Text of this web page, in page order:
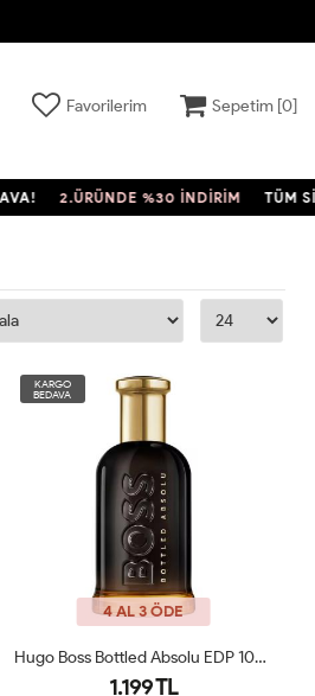
Favorilerim Sepetim [0]
2.ÜRÜNDE %30 İNDİRİM TÜM
KARGO
BEDAVA
4 AL 3 ÖDE
Hugo Boss Bottled Absolu EDP 100 Ml Tester
1.199 TL